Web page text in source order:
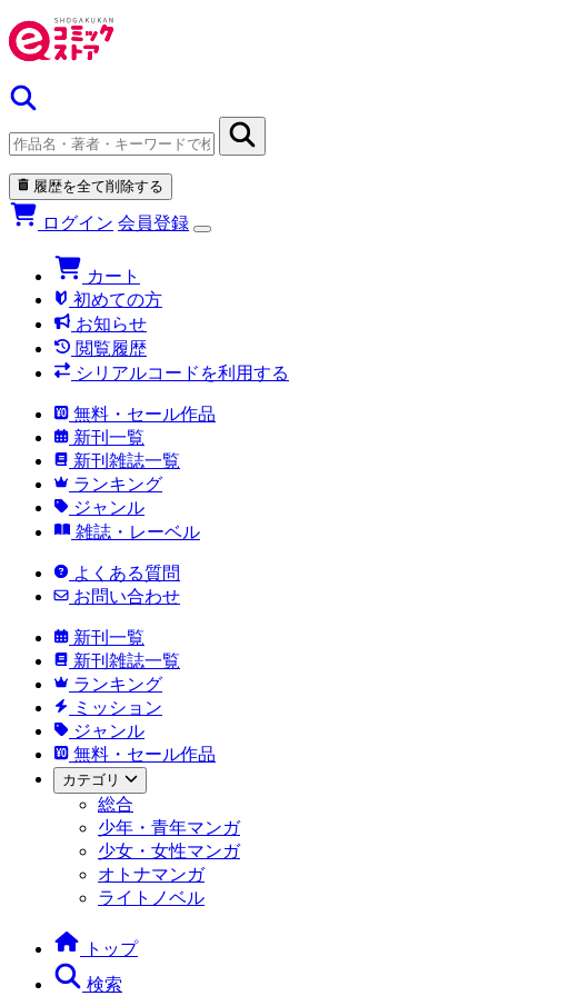
履歴を全て削除する
ログイン 会員登録
カート
初めての方
お知らせ
閲覧履歴
シリアルコードを利用する
無料・セール作品
新刊一覧
新刊雑誌一覧
ランキング
ジャンル
雑誌・レーベル
よくある質問
お問い合わせ
新刊一覧
新刊雑誌一覧
ランキング
ミッション
ジャンル
無料・セール作品
カテゴリ
総合
少年・青年マンガ
少女・女性マンガ
オトナマンガ
ライトノベル
トップ
検索